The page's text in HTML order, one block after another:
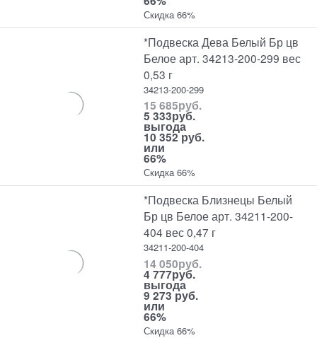
Скидка 66%
*Подвеска Дева Белый Бр цв
Белое арт. 34213-200-299 вес
0,53 г
34213-200-299
15 685руб.
5 333руб.
выгода
10 352 руб.
или
66%
Скидка 66%
*Подвеска Близнецы Белый
Бр цв Белое арт. 34211-200-
404 вес 0,47 г
34211-200-404
14 050руб.
4 777руб.
выгода
9 273 руб.
или
66%
Скидка 66%